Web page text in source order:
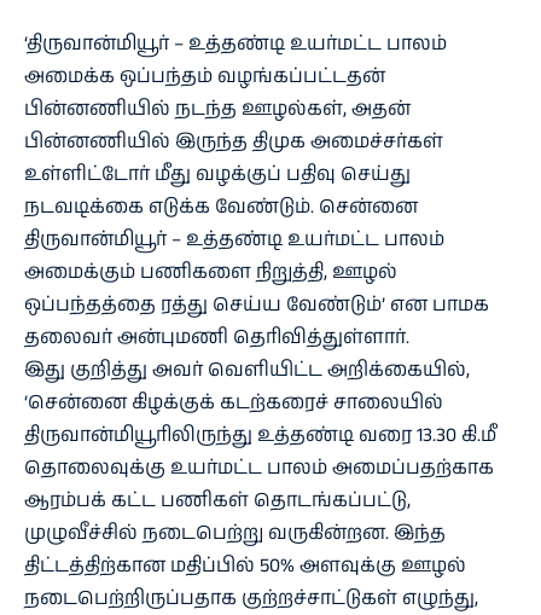
‘திருவான்மியூர் – உத்தண்டி உயர்மட்ட பாலம்
அமைக்க ஒப்பந்தம் வழங்கப்பட்டதன்
பின்னணியில் நடந்த ஊழல்கள், அதன்
பின்னணியில் இருந்த திமுக அமைச்சர்கள்
உள்ளிட்டோர் மீது வழக்குப் பதிவு செய்து
நடவடிக்கை எடுக்க வேண்டும். சென்னை
திருவான்மியூர் – உத்தண்டி உயர்மட்ட பாலம்
அமைக்கும் பணிகளை நிறுத்தி, ஊழல்
ஒப்பந்தத்தை ரத்து செய்ய வேண்டும்’ என பாமக
தலைவர் அன்புமணி தெரிவித்துள்ளார்.
இது குறித்து அவர் வெளியிட்ட அறிக்கையில்,
‘சென்னை கிழக்குக் கடற்கரைச் சாலையில்
திருவான்மியூரிலிருந்து உத்தண்டி வரை 13.30 கி.மீ
தொலைவுக்கு உயர்மட்ட பாலம் அமைப்பதற்காக
ஆரம்பக் கட்ட பணிகள் தொடங்கப்பட்டு,
முழுவீச்சில் நடைபெற்று வருகின்றன. இந்த
திட்டத்திற்கான மதிப்பில் 50% அளவுக்கு ஊழல்
நடைபெற்றிருப்பதாக குற்றச்சாட்டுகள் எழுந்து,